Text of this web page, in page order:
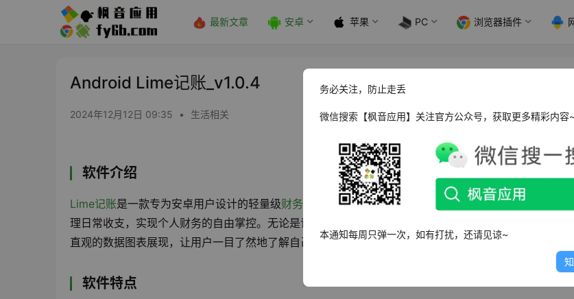
最新文章 安卓 苹果 PC 浏览器插件
Android Lime记账_v1.0.4
2024年12月12日 09:35 • 生活相关
软件介绍
Lime记账是一款专为安卓用户设计的轻量级财务管理工具，它以简洁明了的界面和强大的记账功能，帮
理日常收支，实现个人财务的自由掌控。无论是记录日常开销、设置预算提醒，还是分析消费趋势，
直观的数据图表展现，让用户一目了然地了解自己的财务状况。
软件特点
务必关注，防止走丢
微信搜索【枫音应用】关注官方公众号，获取更多精彩内容~
本通知每周只弹一次，如有打扰，还请见谅~